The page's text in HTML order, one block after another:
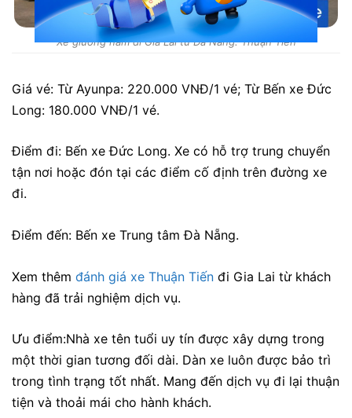
Xe giường nằm đi Gia Lai từ Đà Nẵng: Thuận Tiến
Giá vé: Từ Ayunpa: 220.000 VNĐ/1 vé; Từ Bến xe Đức
Long: 180.000 VNĐ/1 vé.
Điểm đi: Bến xe Đức Long. Xe có hỗ trợ trung chuyển
tận nơi hoặc đón tại các điểm cố định trên đường xe
đi.
Điểm đến: Bến xe Trung tâm Đà Nẵng.
Xem thêm đánh giá xe Thuận Tiến đi Gia Lai từ khách
hàng đã trải nghiệm dịch vụ.
Ưu điểm:Nhà xe tên tuổi uy tín được xây dựng trong
một thời gian tương đối dài. Dàn xe luôn được bảo trì
trong tình trạng tốt nhất. Mang đến dịch vụ đi lại thuận
tiện và thoải mái cho hành khách.